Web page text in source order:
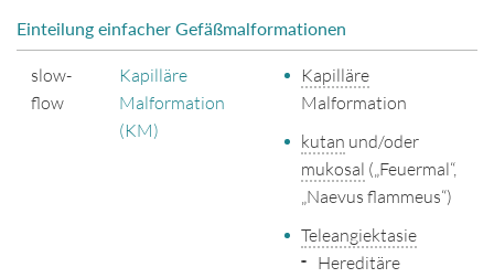
Einteilung einfacher Gefäßmalformationen
slow-
flow
Kapilläre
Malformation
(KM)
Kapilläre
Malformation
kutan und/oder
mukosal („Feuermal“,
„Naevus flammeus“)
Teleangiektasie
Hereditäre